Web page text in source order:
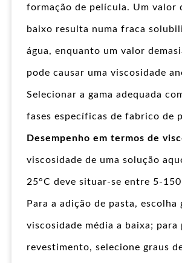
formação de película. Um valor
baixo resulta numa fraca
água, enquanto um valor
pode causar uma viscosidade
Selecionar a gama adequada
fases específicas de fabrico de
Desempenho em termos de
viscosidade de uma solução
25°C deve situar-se entre 5-
Para a adição de pasta, escolha
viscosidade média a baixa; para
revestimento, selecione graus